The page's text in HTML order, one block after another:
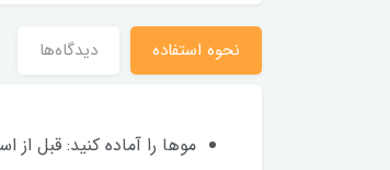
نحوه استفاده دیدگاه‌ها
موها را آماده کنید: قبل